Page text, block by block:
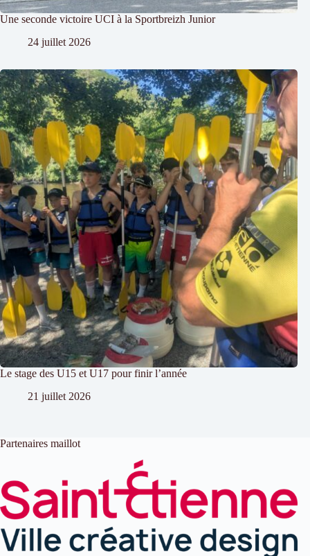
Une seconde victoire UCI à la Sportbreizh Junior
24 juillet 2026
Le stage des U15 et U17 pour finir l’année
21 juillet 2026
Partenaires maillot